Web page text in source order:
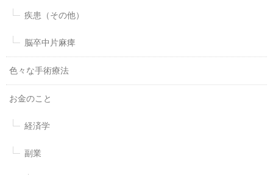
疾患（その他）
脳卒中片麻痺
色々な手術療法
お金のこと
経済学
副業